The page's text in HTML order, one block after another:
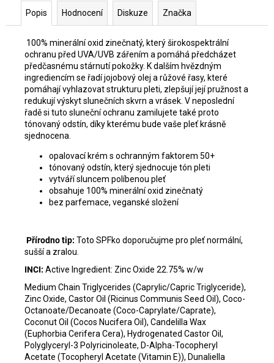
Popis Hodnocení Diskuze Značka
100% minerální oxid zinečnatý, který širokospektrální
ochranu před UVA/UVB zářením a pomáhá předcházet
předčasnému stárnutí pokožky. K dalším hvězdným
ingrediencím se řadí jojobový olej a růžové řasy, které
pomáhají vyhlazovat strukturu pleti, zlepšují její pružnost a
redukují výskyt slunečních skvrn a vrásek. V neposlední
řadě si tuto sluneční ochranu zamilujete také proto
tónovaný odstín, díky kterému bude vaše pleť krásně
sjednocena.
opalovací krém s ochranným faktorem 50+
tónovaný odstín, který sjednocuje tón pleti
vytváří sluncem políbenou pleť
obsahuje 100% minerální oxid zinečnatý
bez parfemace, veganské složení
Přírodno tip: Toto SPFko doporučujme pro pleť normální,
sušší a zralou.
INCI: Active Ingredient: Zinc Oxide 22.75% w/w
Medium Chain Triglycerides (Caprylic/Capric Triglyceride),
Zinc Oxide, Castor Oil (Ricinus Communis Seed Oil), Coco-
Octanoate/Decanoate (Coco-Caprylate/Caprate),
Coconut Oil (Cocos Nucifera Oil), Candelilla Wax
(Euphorbia Cerifera Cera), Hydrogenated Castor Oil,
Polyglyceryl-3 Polyricinoleate, D-Alpha-Tocopheryl
Acetate (Tocopheryl Acetate (Vitamin E)), Dunaliella